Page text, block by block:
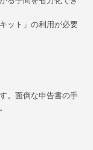
ット」の利用が必要
。面倒な申告書の手